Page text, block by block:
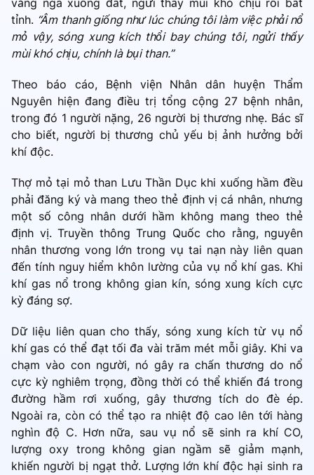
văng ngã xuống đất, ngửi thấy mùi khó chịu rồi bất
tỉnh. “Âm thanh giống như lúc chúng tôi làm việc phải nổ
mỏ vậy, sóng xung kích thổi bay chúng tôi, ngửi thấy
mùi khó chịu, chính là bụi than.”
Theo báo cáo, Bệnh viện Nhân dân huyện Thẩm
Nguyên hiện đang điều trị tổng cộng 27 bệnh nhân,
trong đó 1 người nặng, 26 người bị thương nhẹ. Bác sĩ
cho biết, người bị thương chủ yếu bị ảnh hưởng bởi
khí độc.
Thợ mỏ tại mỏ than Lưu Thần Dục khi xuống hầm đều
phải đăng ký và mang theo thẻ định vị cá nhân, nhưng
một số công nhân dưới hầm không mang theo thẻ
định vị. Truyền thông Trung Quốc cho rằng, nguyên
nhân thương vong lớn trong vụ tai nạn này liên quan
đến tính nguy hiểm khôn lường của vụ nổ khí gas. Khi
khí gas nổ trong không gian kín, sóng xung kích cực
kỳ đáng sợ.
Dữ liệu liên quan cho thấy, sóng xung kích từ vụ nổ
khí gas có thể đạt tối đa vài trăm mét mỗi giây. Khi va
chạm vào con người, nó gây ra chấn thương do nổ
cực kỳ nghiêm trọng, đồng thời có thể khiến đá trong
đường hầm rơi xuống, gây thương tích do đè ép.
Ngoài ra, còn có thể tạo ra nhiệt độ cao lên tới hàng
nghìn độ C. Hơn nữa, sau vụ nổ sẽ sinh ra khí CO,
lượng oxy trong không gian ngầm sẽ giảm mạnh,
khiến người bị ngạt thở. Lượng lớn khí độc hại sinh ra